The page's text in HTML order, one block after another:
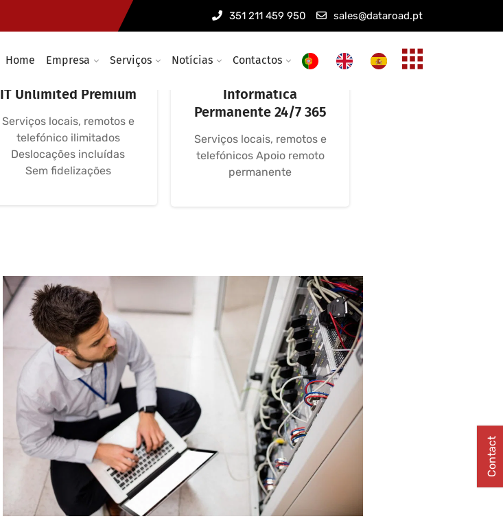
351 211 459 950 sales@dataroad.pt
Home Empresa Serviços Notícias Contactos
IT Unlimited Premium
Serviços locais, remotos e
telefónico ilimitados
Deslocações incluídas
Sem fidelizações
Informática
Permanente 24/7 365
Serviços locais, remotos e
telefónicos Apoio remoto
permanente
Contact